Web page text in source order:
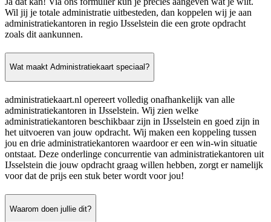
Wil jij je totale administratie uitbesteden, dan koppelen wij je aan
administratiekantoren in regio IJsselstein die een grote opdracht
zoals dit aankunnen.
Wat maakt Administratiekaart speciaal?
administratiekaart.nl opereert volledig onafhankelijk van alle
administratiekantoren in IJsselstein. Wij zien welke
administratiekantoren beschikbaar zijn in IJsselstein en goed zijn in
het uitvoeren van jouw opdracht. Wij maken een koppeling tussen
jou en drie administratiekantoren waardoor er een win-win situatie
ontstaat. Deze onderlinge concurrentie van administratiekantoren uit
IJsselstein die jouw opdracht graag willen hebben, zorgt er namelijk
voor dat de prijs een stuk beter wordt voor jou!
Waarom doen jullie dit?